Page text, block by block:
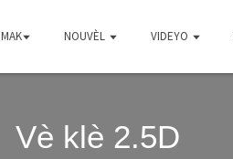
MAK NOUVÈL VIDEYO
Vè klè 2.5D